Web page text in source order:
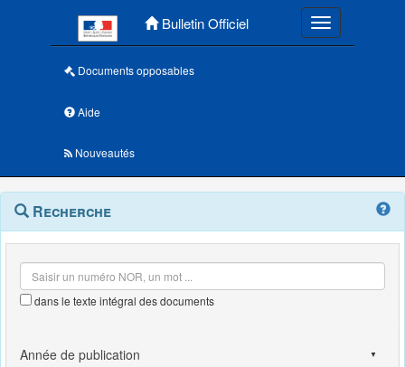
Bulletin Officiel Toggle
Documents opposables
Aide
Nouveautés
Navigation
outils
Menu
contextuel
Recherche
dans le texte intégral des documents